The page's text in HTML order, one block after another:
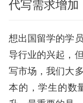
代写需求增加
想出国留学的学
导行业的兴起，
写市场，我们大
本的，学生的数